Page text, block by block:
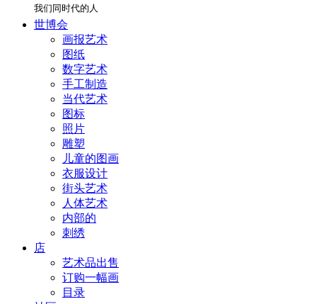
我们同时代的人
世博会
画报艺术
图纸
数字艺术
手工制造
当代艺术
图标
照片
雕塑
儿童的图画
衣服设计
街头艺术
人体艺术
内部的
刺绣
店
艺术品出售
订购一幅画
目录